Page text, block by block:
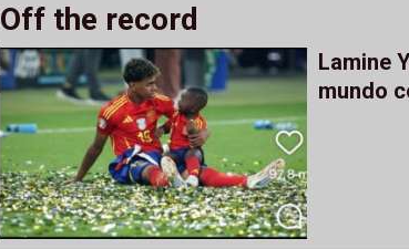
Off the record
Lamine
mundo